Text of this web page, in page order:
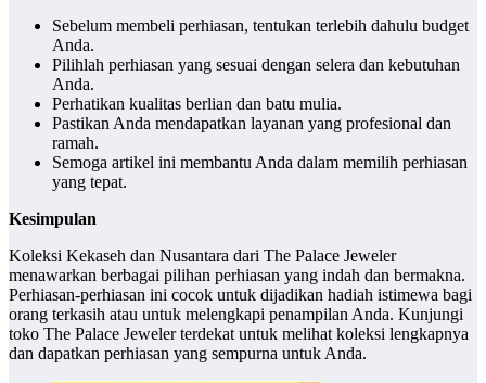
Sebelum membeli perhiasan, tentukan terlebih dahulu budget
Anda.
Pilihlah perhiasan yang sesuai dengan selera dan kebutuhan
Anda.
Perhatikan kualitas berlian dan batu mulia.
Pastikan Anda mendapatkan layanan yang profesional dan
ramah.
Semoga artikel ini membantu Anda dalam memilih perhiasan
yang tepat.
Kesimpulan
Koleksi Kekaseh dan Nusantara dari The Palace Jeweler
menawarkan berbagai pilihan perhiasan yang indah dan bermakna.
Perhiasan-perhiasan ini cocok untuk dijadikan hadiah istimewa bagi
orang terkasih atau untuk melengkapi penampilan Anda. Kunjungi
toko The Palace Jeweler terdekat untuk melihat koleksi lengkapnya
dan dapatkan perhiasan yang sempurna untuk Anda.